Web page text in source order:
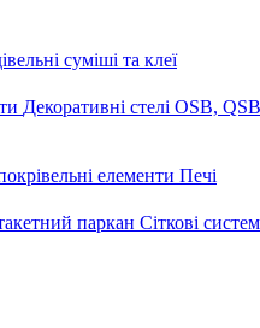
суміші та клеї
Декоративні стелі OSB, QSB
елементи Печі
паркан Сіткові